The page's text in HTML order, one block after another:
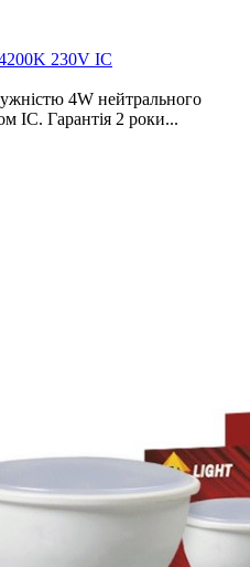
230V IC
4W нейтрального
IC. Гарантія 2 роки...